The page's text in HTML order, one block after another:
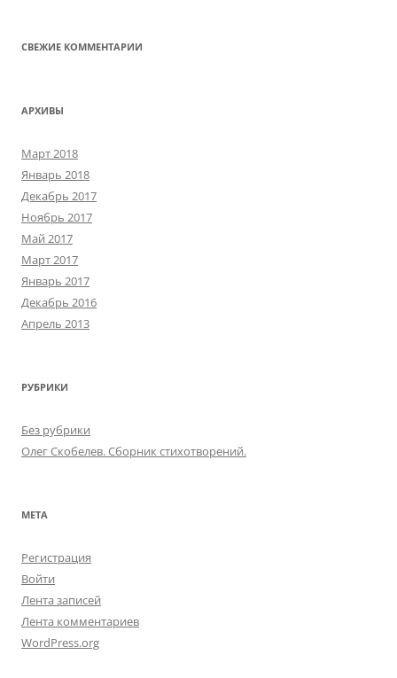
СВЕЖИЕ КОММЕНТАРИИ
АРХИВЫ
Март 2018
Январь 2018
Декабрь 2017
Ноябрь 2017
Май 2017
Март 2017
Январь 2017
Декабрь 2016
Апрель 2013
РУБРИКИ
Без рубрики
Олег Скобелев. Сборник стихотворений.
МЕТА
Регистрация
Войти
Лента записей
Лента комментариев
WordPress.org